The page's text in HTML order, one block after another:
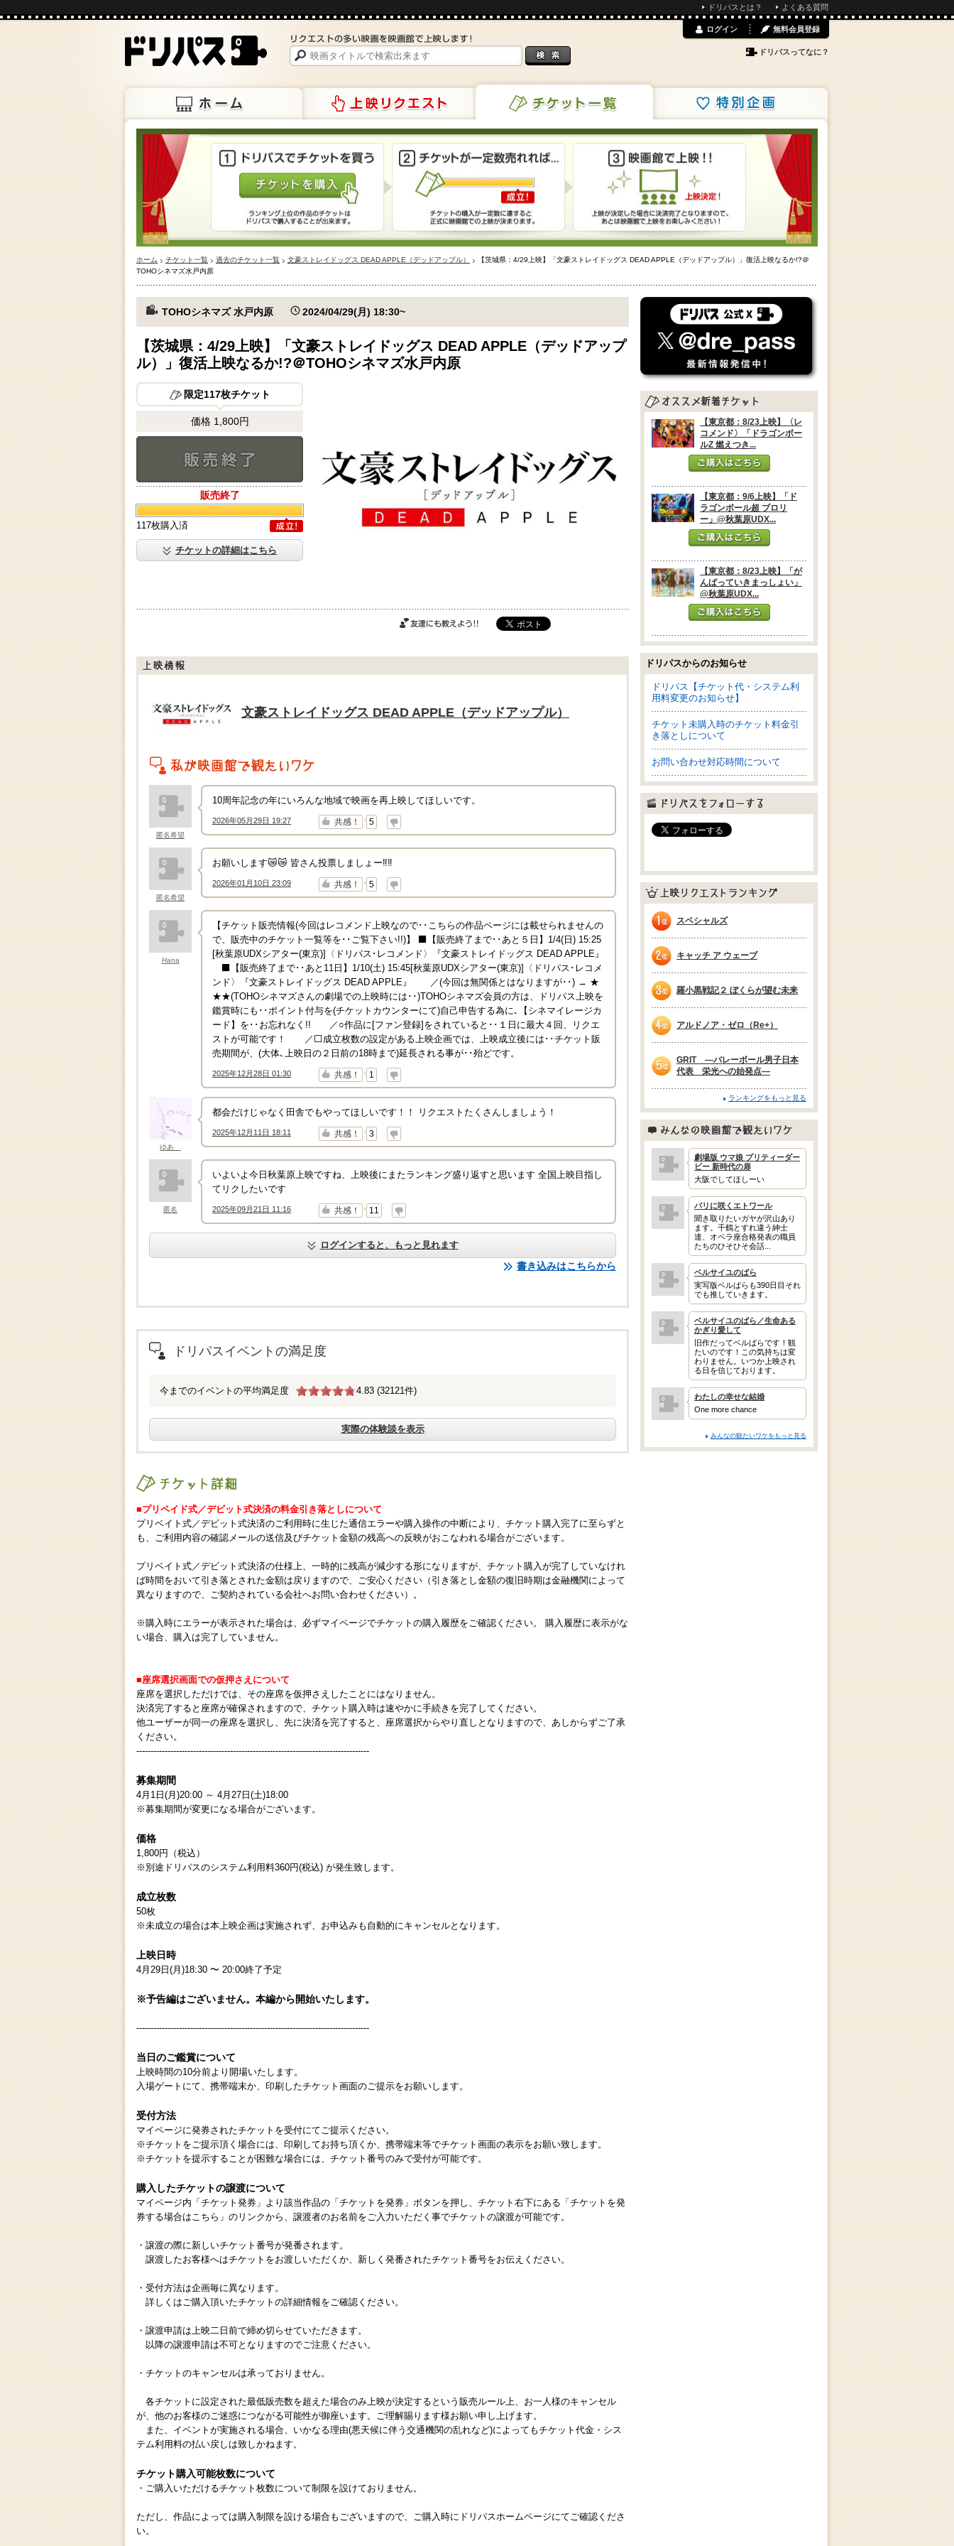
ドリパスとは？ よくある質問
上映リクエスト 特別企画
ログイン 無料会員登録
ドリパスってなに？
ホーム チケット一覧 過去のチケット一覧 文豪ストレイドッグス DEAD APPLE（デッドアップル）
【茨城県：4/29上映】「文豪ストレイドッグス DEAD APPLE（デッドアップル）」復活上映なるか!?＠
TOHOシネマズ水戸内原
TOHOシネマズ 水戸内原 2024/04/29(月) 18:30~
【茨城県：4/29上映】「文豪ストレイドッグス DEAD APPLE（デッドアップ
ル）」復活上映なるか!?＠TOHOシネマズ水戸内原
限定117枚チケット
価格 1,800円
販売終了
販売終了
117枚購入済
成立
チケットの詳細はこちら
文豪ストレイドッグス DEAD APPLE（デッドアップル）
私がこの作品を映画館で観たいワケ
匿名希望
10周年記念の年にいろんな地域で映画を再上映してほしいです。
2026年05月29日 19:27
↑ 共感！ 5
↓
匿名希望
お願いします😿😿 皆さん投票しましょー‼️‼️
2026年01月10日 23:09
↑ 共感！ 5
↓
Hana
【チケット販売情報(今回はレコメンド上映なので･･こちらの作品ページには載せられませんの
で、販売中のチケット一覧等を･･ご覧下さい!!)】 ⬛【販売終了まで･･あと５日】1/4(日) 15:25
[秋葉原UDXシアター(東京)]〈ドリパス･レコメンド〉『文豪ストレイドッグス DEAD APPLE』
⬛【販売終了まで･･あと11日】1/10(土) 15:45[秋葉原UDXシアター(東京)]〈ドリパス･レコメ
ンド〉『文豪ストレイドッグス DEAD APPLE』 ／(今回は無関係とはなりますが･･) → ★
★★(TOHOシネマズさんの劇場での上映時には･･)TOHOシネマズ会員の方は、ドリパス上映を
鑑賞時にも･･ポイント付与を(チケットカウンターにて)自己申告する為に､【シネマイレージカ
ード】を･･お忘れなく!! ／○作品に[ファン登録]をされていると･･１日に最大４回、リクエ
ストが可能です！ ／⬜成立枚数の設定がある上映企画では、上映成立後には･･チケット販
売期間が、(大体､上映日の２日前の18時まで)延長される事が･･殆どです。
2025年12月28日 01:30
↑ 共感！ 1
↓
ゆあ
都会だけじゃなく田舎でもやってほしいです！！ リクエストたくさんしましょう！
2025年12月11日 18:11
↑ 共感！ 3
↓
匿名
いよいよ今日秋葉原上映ですね、上映後にまたランキング盛り返すと思います 全国上映目指し
てリクしたいです
2025年09月21日 11:16
↑ 共感！ 11
↓
ログインすると、もっと見れます
書き込みはこちらから
ドリパスイベントの満足度
今までのイベントの平均満足度 4.83 (32121件)
実際の体験談を表示
■プリペイド式／デビット式決済の料金引き落としについて
プリベイト式／デビット式決済のご利用時に生じた通信エラーや購入操作の中断により、チケット購入完了に至らずと
も、ご利用内容の確認メールの送信及びチケット金額の残高への反映がおこなわれる場合がございます。
プリベイト式／デビット式決済の仕様上、一時的に残高が減少する形になりますが、チケット購入が完了していなけれ
ば時間をおいて引き落とされた金額は戻りますので、ご安心ください（引き落とし金額の復旧時期は金融機関によって
異なりますので、ご契約されている会社へお問い合わせください）。
※購入時にエラーが表示された場合は、必ずマイページでチケットの購入履歴をご確認ください。 購入履歴に表示がな
い場合、購入は完了していません。
■座席選択画面での仮押さえについて
座席を選択しただけでは、その座席を仮押さえしたことにはなりません。
決済完了すると座席が確保されますので、チケット購入時は速やかに手続きを完了してください。
他ユーザーが同一の座席を選択し、先に決済を完了すると、座席選択からやり直しとなりますので、あしからずご了承
ください。
----------------------------------------------------------------------------------
募集期間
4月1日(月)20:00 ～ 4月27日(土)18:00
※募集期間が変更になる場合がございます。
価格
1,800円（税込）
※別途ドリパスのシステム利用料360円(税込) が発生致します。
成立枚数
50枚
※未成立の場合は本上映企画は実施されず、お申込みも自動的にキャンセルとなります。
上映日時
4月29日(月)18:30 〜 20:00終了予定
※予告編はございません。本編から開始いたします。
----------------------------------------------------------------------------------
当日のご鑑賞について
上映時間の10分前より開場いたします。
入場ゲートにて、携帯端末か、印刷したチケット画面のご提示をお願いします。
受付方法
マイページに発券されたチケットを受付にてご提示ください。
※チケットをご提示頂く場合には、印刷してお持ち頂くか、携帯端末等でチケット画面の表示をお願い致します。
※チケットを提示することが困難な場合には、チケット番号のみで受付が可能です。
購入したチケットの譲渡について
マイページ内「チケット発券」より該当作品の「チケットを発券」ボタンを押し、チケット右下にある「チケットを発
券する場合はこちら」のリンクから、譲渡者のお名前をご入力いただく事でチケットの譲渡が可能です。
・譲渡の際に新しいチケット番号が発番されます。
譲渡したお客様へはチケットをお渡しいただくか、新しく発番されたチケット番号をお伝えください。
・受付方法は企画毎に異なります。
詳しくはご購入頂いたチケットの詳細情報をご確認ください。
・譲渡申請は上映二日前で締め切らせていただきます。
以降の譲渡申請は不可となりますのでご注意ください。
・チケットのキャンセルは承っておりません。
各チケットに設定された最低販売数を超えた場合のみ上映が決定するという販売ルール上、お一人様のキャンセル
が、他のお客様のご迷惑につながる可能性が御座います。ご理解賜ります様お願い申し上げます。
また、イベントが実施される場合、いかなる理由(悪天候に伴う交通機関の乱れなど)によってもチケット代金・シス
テム利用料の払い戻しは致しかねます。
チケット購入可能枚数について
・ご購入いただけるチケット枚数について制限を設けておりません。
ただし、作品によっては購入制限を設ける場合もございますので、ご購入時にドリパスホームページにてご確認くださ
い。
【東京都：8/23上映】〈レ
コメンド〉「ドラゴンボー
ルZ 燃えつき...
ご購入はこちら
【東京都：9/6上映】「ド
ラゴンボール超 ブロリ
ー」@秋葉原UDX...
【東京都：8/23上映】「が
んばっていきまっしょい」
@秋葉原UDX...
ご購入はこちら
ドリパスからのお知らせ
ドリパス【チケット代・システム利
用料変更のお知らせ】
チケット未購入時のチケット料金引
き落としについて
お問い合わせ対応時間について
ドリパスをフォローする
上映リクエストランキング
1位
スペシャルズ
2位
キャッチ ア ウェーブ
3位
羅小黒戦記２ ぼくらが望む未来
4位
アルドノア・ゼロ（Re+）
GRIT —バレーボール男子日本
代表 栄光への始発点—
ランキングをもっと見る
みんなの映画館で観たいワケ
劇場版 ウマ娘 プリティーダー
ビー 新時代の扉
大阪でしてほしーい
パリに咲くエトワール
聞き取りたいガヤが沢山あり
ます。千鶴とすれ違う紳士
達、オペラ座合格発表の職員
たちのひそひそ会話...
ベルサイユのばら
実写版ベルばらも390日目それ
でも推していきます。
ベルサイユのばら／生命ある
かぎり愛して
旧作だってベルばらです！観
たいのです！この気持ちは変
わりません。いつか上映され
る日を信じております。
わたしの幸せな結婚
One more chance
みんなの観たいワケをもっと見る